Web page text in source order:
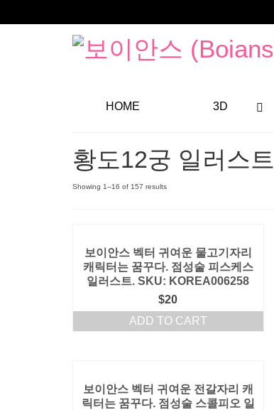
HOME 3D
황도12궁 일러스트
Showing 1–16 of 157 results
보이안스 벡터 귀여운 물고기자리
캐릭터는 꿈꾸다. 점성술 피스케스
일러스트. SKU: KOREA006258
$20
ADD TO CART
보이안스 벡터 귀여운 전갈자리 캐
릭터는 꿈꾸다. 점성술 스콜피오 일